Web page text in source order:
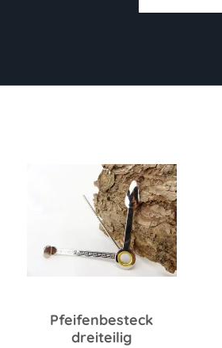
Pfeifenbesteck
dreiteilig